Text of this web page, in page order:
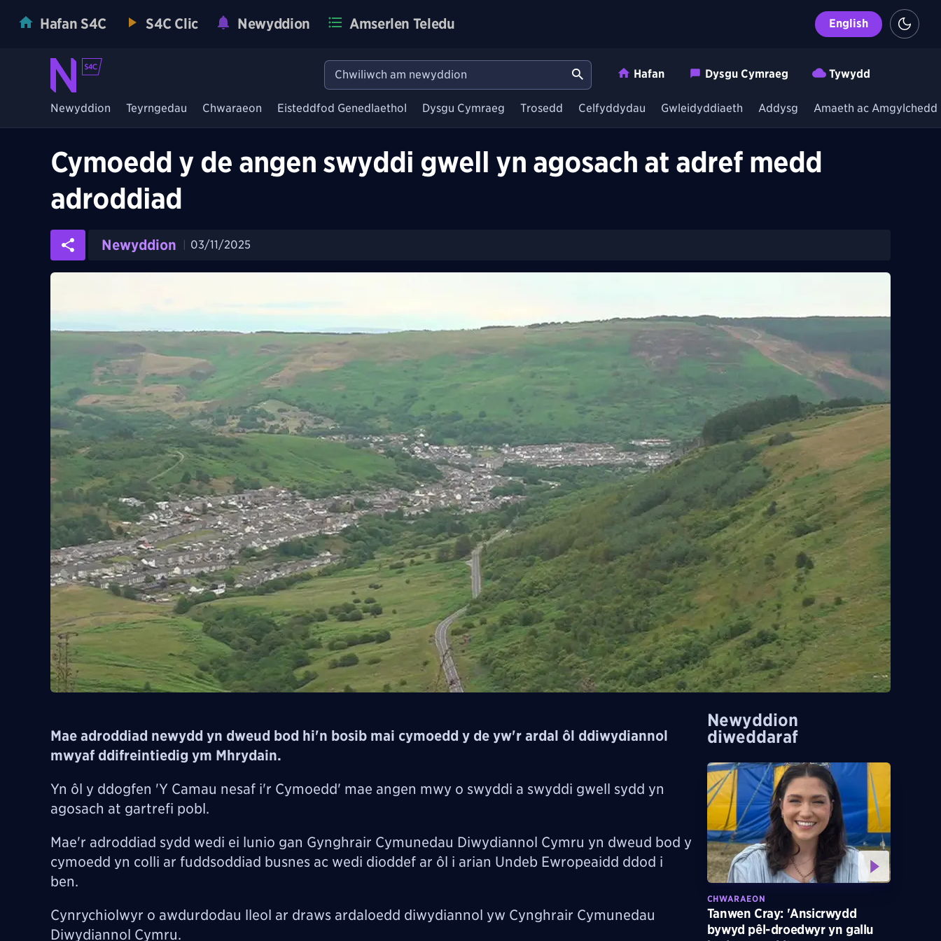
Hafan S4C S4C Clic Newyddion Amserlen Teledu English
Hafan Dysgu Cymraeg Tywydd
Newyddion Teyrngedau Chwaraeon Eisteddfod Genedlaethol Dysgu Cymraeg Trosedd Celfyddydau Gwleidyddiaeth Addysg Amaeth ac Amgylchedd
Cymoedd y de angen swyddi gwell yn agosach at adref medd
adroddiad
Newyddion 03/11/2025
Mae adroddiad newydd yn dweud bod hi'n bosib mai cymoedd y de yw'r ardal ôl ddiwydiannol
mwyaf ddifreintiedig ym Mhrydain.
Yn ôl y ddogfen 'Y Camau nesaf i'r Cymoedd' mae angen mwy o swyddi a swyddi gwell sydd yn
agosach at gartrefi pobl.
Mae'r adroddiad sydd wedi ei lunio gan Gynghrair Cymunedau Diwydiannol Cymru yn dweud bod y
cymoedd yn colli ar fuddsoddiad busnes ac wedi dioddef ar ôl i arian Undeb Ewropeaidd ddod i
ben.
Cynrychiolwyr o awdurdodau lleol ar draws ardaloedd diwydiannol yw Cynghrair Cymunedau
Diwydiannol Cymru.
Newyddion
diweddaraf
CHWARAEON
Tanwen Cray: 'Ansicrwydd
bywyd pêl-droedwyr yn gallu